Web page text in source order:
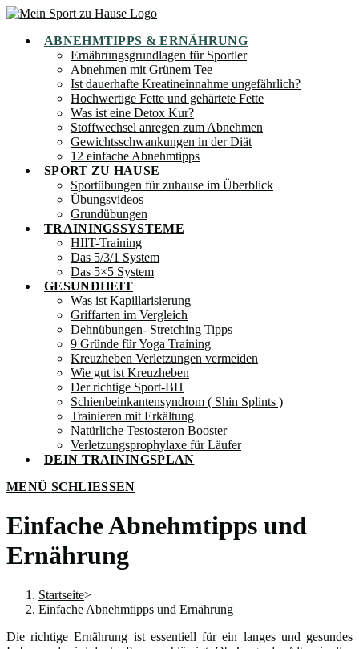
Zum
springenABNEHMTIPPS & ERNÄHRUNG
Ernährungsgrundlagen für Sportler
Abnehmen mit Grünem Tee
Ist dauerhafte Kreatineinnahme ungefährlich?
Hochwertige Fette und gehärtete Fette
Was ist eine Detox Kur?
Stoffwechsel anregen zum Abnehmen
Gewichtsschwankungen in der Diät
12 einfache Abnehmtipps
SPORT ZU HAUSE
Sportübungen für zuhause im Überblick
Übungsvideos
Grundübungen
TRAININGSSYSTEME
HIIT-Training
Das 5/3/1 System
Das 5×5 System
GESUNDHEIT
Was ist Kapillarisierung
Griffarten im Vergleich
Dehnübungen- Stretching Tipps
9 Gründe für Yoga Training
Kreuzheben Verletzungen vermeiden
Wie gut ist Kreuzheben
Der richtige Sport-BH
Schienbeinkantensyndrom ( Shin Splints )
Trainieren mit Erkältung
Natürliche Testosteron Booster
Verletzungsprophylaxe für Läufer
DEIN TRAININGSPLAN
MENÜ SCHLIESSEN
Einfache Abnehmtipps und
Ernährung
Startseite>
Einfache Abnehmtipps und Ernährung
Die richtige Ernährung ist essentiell für ein langes und gesundes